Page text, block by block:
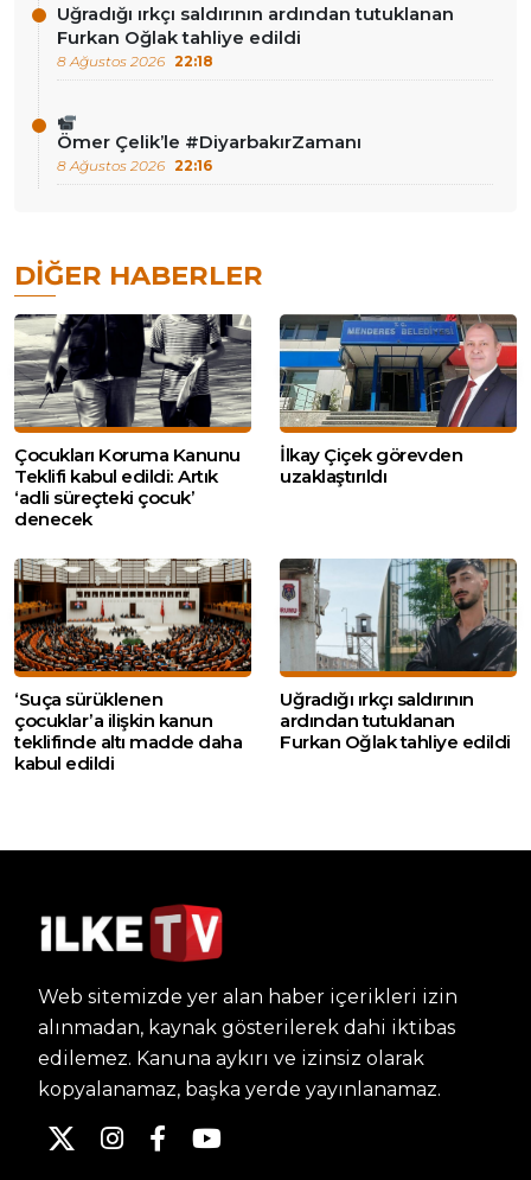
Uğradığı ırkçı saldırının ardından tutuklanan
Furkan Oğlak tahliye edildi
8 Ağustos 2026 22:18
Ömer Çelik’le #DiyarbakırZamanı
8 Ağustos 2026 22:16
DIĞER HABERLER
Çocukları Koruma Kanunu
Teklifi kabul edildi: Artık
‘adli süreçteki çocuk’
denecek
İlkay Çiçek görevden
uzaklaştırıldı
‘Suça sürüklenen
çocuklar’a ilişkin kanun
teklifinde altı madde daha
kabul edildi
Uğradığı ırkçı saldırının
ardından tutuklanan
Furkan Oğlak tahliye edildi
Web sitemizde yer alan haber içerikleri izin
alınmadan, kaynak gösterilerek dahi iktibas
edilemez. Kanuna aykırı ve izinsiz olarak
kopyalanamaz, başka yerde yayınlanamaz.